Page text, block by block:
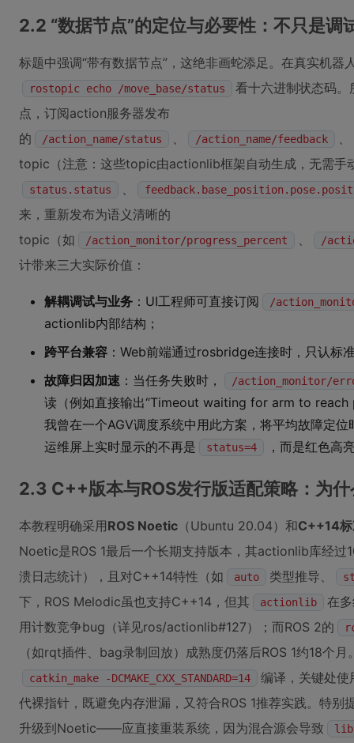
2.2 “数据节点”的定位与必要性：不只是调
标题中强调“带有数据节点”，这绝非画蛇添足。在真实机器
rostopic echo /move_base/status
看十六进制状态码。
点，订阅action服务器发布
的
/action_name/status 、 /action_name/feedback
、
topic（注意：这些topic由actionlib框架自动生成，无需手
status.status 、
来，重新发布为语义清晰的
topic（如
/action_monitor/progress_percent 、 /
计带来三大实际价值：
解耦调试与业务 ：UI工程师可直接订阅 /
actionlib内部结构；
跨平台兼容 ：Web前端通过rosbridge连接时，只认
故障归因加速 ：当任务失败时， /action_monitor/
读（例如直接输出“Timeout waiting for arm to reach
我曾在一个AGV调度系统中用此方案，将平均故障定
运维屏上实时显示的不再是
status=4 ，而是红色高
2.3 C++版本与ROS发行版适配策略：为
本教程明确采用ROS Noetic （Ubuntu 20.04）和C++14
Noetic是ROS 1最后一个长期支持版本，其actionlib库经过
溃日志统计），且对C++14特性（如
auto 类型推导、
下，ROS Melodic虽也支持C++14，但其 actionlib
在
用计数竞争bug（详见ros/actionlib#127）；而ROS 2的
（如rqt插件、bag录制回放）成熟度仍落后ROS 1约18个
catkin_make -DCMAKE_CXX_STANDARD=14
编译，关键处使
代裸指针，既避免内存泄漏，又符合ROS 1推荐实践。特
升级到Noetic——应直接重装系统，因为混合源会导致